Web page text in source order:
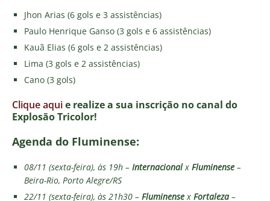
Jhon Arias (6 gols e 3 assistências)
Paulo Henrique Ganso (3 gols e 6 assistências)
Kauã Elias (6 gols e 2 assistências)
Lima (3 gols e 2 assistências)
Cano (3 gols)
Clique aquie realize a sua inscrição no canal do
Explosão Tricolor!
Agenda do Fluminense:
08/11 (sexta-feira), às 19h – Internacionalx Fluminense –
Beira-Rio, Porto Alegre/RS
22/11 (sexta-feira), às 21h30 – Fluminensex Fortaleza–